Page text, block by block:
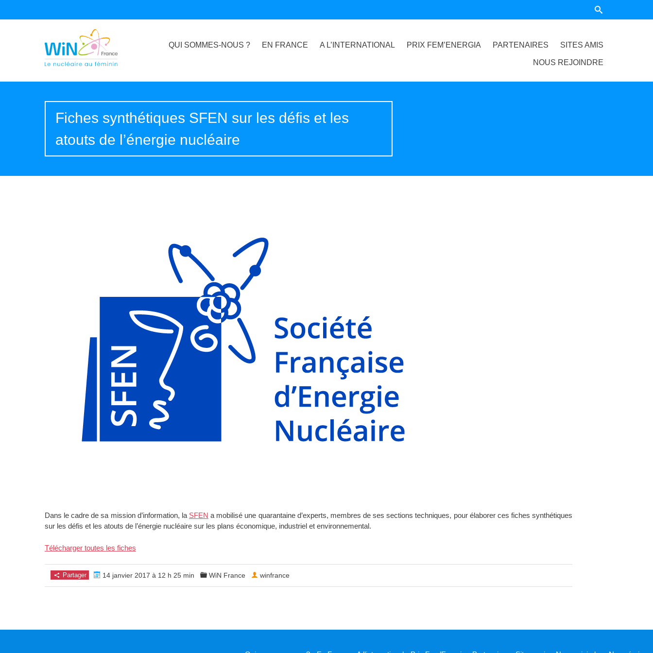
QUI SOMMES-NOUS ? EN FRANCE A L’INTERNATIONAL PRIX FEM’ENERGIA PARTENAIRES SITES AMIS
NOUS REJOINDRE
Fiches synthétiques SFEN sur les défis et les
atouts de l’énergie nucléaire
Dans le cadre de sa mission d’information, la SFEN a mobilisé une quarantaine d’experts, membres de ses sections techniques, pour élaborer ces fiches synthétiques
sur les défis et les atouts de l’énergie nucléaire sur les plans économique, industriel et environnemental.
Télécharger toutes les fiches
Partager 14 janvier 2017 à 12 h 25 min WiN France winfrance